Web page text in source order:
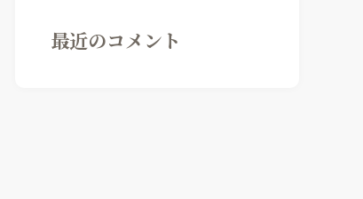
最近のコメント